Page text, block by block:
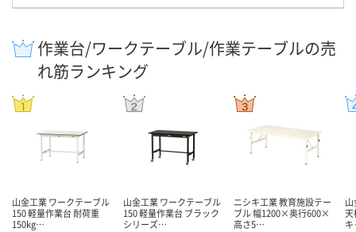
作業台/ワークテーブル/作業テーブルの売
れ筋ランキング
山金工業 ワークテーブル
150 軽量作業台 耐荷重
150kg…
山金工業 ワークテーブル
150 軽量作業台 ブラック
シリーズ…
ニシキ工業 教育施設テー
ブル 幅1200×奥行600×
高さ5…
天